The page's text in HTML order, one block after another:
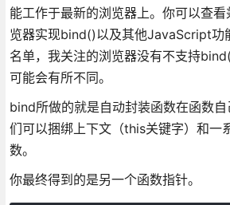
能工作于最新的浏览器上。你可以查看
览器实现bind()以及其他JavaScript功
名单，我关注的浏览器没有不支持
可能会有所不同。
bind所做的就是自动封装函数在函数
们可以捆绑上下文（this关键字）和一
数。
你最终得到的是另一个函数指针。